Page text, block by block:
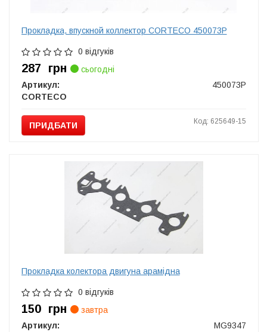
Прокладка, впускной коллектор CORTECO 450073P
0 відгуків
287 грн
сьогодні
Артикул:
450073P
CORTECO
ПРИДБАТИ Код: 625649-15
Прокладка колектора двигуна арамідна
0 відгуків
150 грн
завтра
Артикул:
MG9347